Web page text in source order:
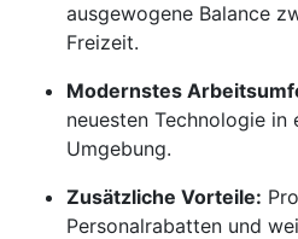
ausgewogene Balance
Freizeit.
Modernstes
neuesten Technologie in
Umgebung.
Zusätzliche Vorteile:
Personalrabatten und